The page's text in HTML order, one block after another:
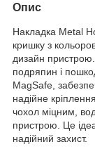
Опис
Накладка Metal
кришку з
дизайн пристрою.
подряпин і
MagSafe,
надійне
чохол міцним,
пристрою. Це
надійний захист.